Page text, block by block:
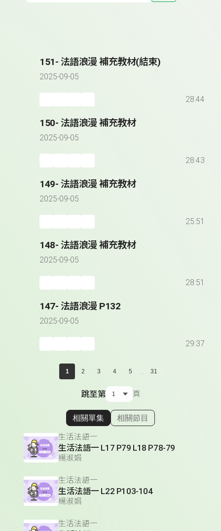
151- 法語浪漫 補充教材(結束)
2025-09-05
28:44
150- 法語浪漫 補充教材
2025-09-05
28:43
149- 法語浪漫 補充教材
2025-09-05
25:51
148- 法語浪漫 補充教材
2025-09-05
28:51
147- 法語浪漫 P132
2025-09-05
29:37
1 2 3 4 5 ... 31
跳至第 頁
顯示相關單集
相關單集 相關節目
生活法語一
生活法語一 L17 P79 L18 P78-79
楊淑娟
生活法語一
生活法語一 L22 P103-104
楊淑娟
生活法語一